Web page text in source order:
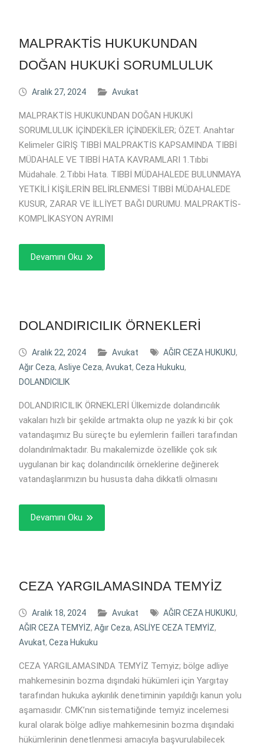
MALPRAKTİS HUKUKUNDAN
DOĞAN HUKUKİ SORUMLULUK
Aralık 27, 2024 Avukat
MALPRAKTİS HUKUKUNDAN DOĞAN HUKUKİ
SORUMLULUK İÇİNDEKİLER İÇİNDEKİLER; ÖZET. Anahtar
Kelimeler GİRİŞ TIBBİ MALPRAKTİS KAPSAMINDA TIBBİ
MÜDAHALE VE TIBBİ HATA KAVRAMLARI 1.Tıbbi
Müdahale. 2.Tıbbi Hata. TIBBİ MÜDAHALEDE BULUNMAYA
YETKİLİ KİŞİLERİN BELİRLENMESİ TIBBİ MÜDAHALEDE
KUSUR, ZARAR VE İLLİYET BAĞI DURUMU. MALPRAKTİS-
KOMPLİKASYON AYRIMI
Devamını Oku
DOLANDIRICILIK ÖRNEKLERİ
Aralık 22, 2024 Avukat AĞIR CEZA HUKUKU,
Ağır Ceza, Asliye Ceza, Avukat, Ceza Hukuku,
DOLANDICILIK
DOLANDIRICILIK ÖRNEKLERİ Ülkemizde dolandırıcılık
vakaları hızlı bir şekilde artmakta olup ne yazık ki bir çok
vatandaşımız Bu süreçte bu eylemlerin failleri tarafından
dolandırılmaktadır. Bu makalemizde özellikle çok sık
uygulanan bir kaç dolandırıcılık örneklerine değinerek
vatandaşlarımızın bu hususta daha dikkatli olmasını
Devamını Oku
CEZA YARGILAMASINDA TEMYİZ
Aralık 18, 2024 Avukat AĞIR CEZA HUKUKU,
AĞIR CEZA TEMYİZ, Ağır Ceza, ASLİYE CEZA TEMYİZ,
Avukat, Ceza Hukuku
CEZA YARGILAMASINDA TEMYİZ Temyiz; bölge adliye
mahkemesinin bozma dışındaki hükümleri için Yargıtay
tarafından hukuka aykırılık denetiminin yapıldığı kanun yolu
aşamasıdır. CMK’nın sistematiğinde temyiz incelemesi
kural olarak bölge adliye mahkemesinin bozma dışındaki
hükümlerinin denetlenmesi amacıyla başvurulabilecek